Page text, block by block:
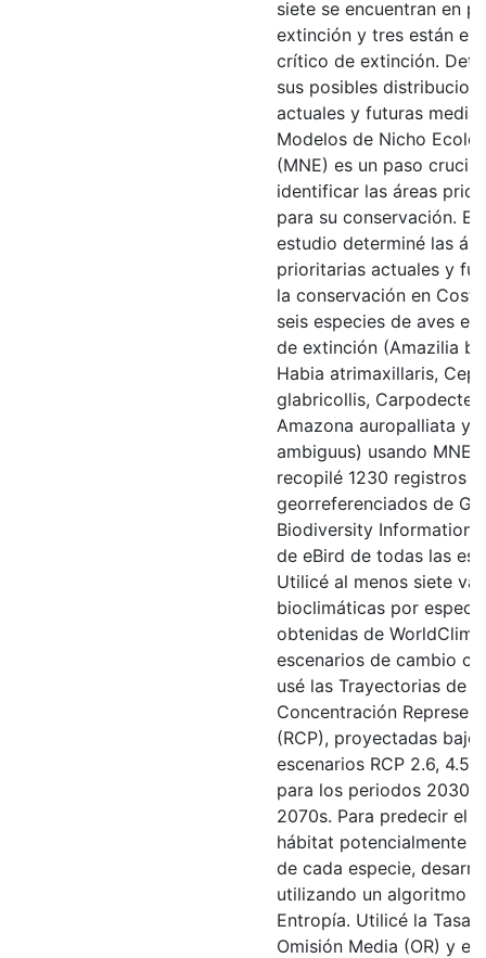
siete se encuentran en
extinción y tres están en
crítico de extinción.
sus posibles
actuales y futuras
Modelos de Nicho
(MNE) es un paso
identificar las áreas
para su conservación.
estudio determiné las
prioritarias actuales y
la conservación en
seis especies de aves
de extinción (Amazilia
Habia atrimaxillaris,
glabricollis, Carpodectes
Amazona auropalliata y
ambiguus) usando MNE.
recopilé 1230 registros
georreferenciados de
Biodiversity Information
de eBird de todas las
Utilicé al menos siete
bioclimáticas por especie
obtenidas de WorldClim,
escenarios de cambio
usé las Trayectorias de
Concentración
(RCP), proyectadas bajo
escenarios RCP 2.6, 4.5,
para los periodos
2070s. Para predecir el
hábitat potencialmente
de cada especie,
utilizando un algoritmo
Entropía. Utilicé la Tasa
Omisión Media (OR) y el